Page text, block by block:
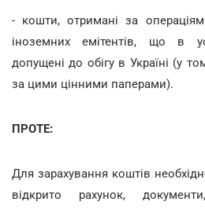
- кошти, отримані за
іноземних емітентів, що в
допущені до обігу в Україні (у
за цими цінними паперами).
ПРОТЕ:
Для зарахування коштів
відкрито рахунок,